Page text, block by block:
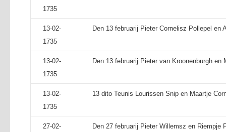
1735
13-02-
1735
Den 13 februarij Pieter Cornelisz Pollepel en
13-02-
1735
Den 13 februarij Pieter van Kroonenburgh en
13-02-
1735
13 dito Teunis Lourissen Snip en Maartje
27-02-
Den 27 februarij Pieter Willemsz en Riempje